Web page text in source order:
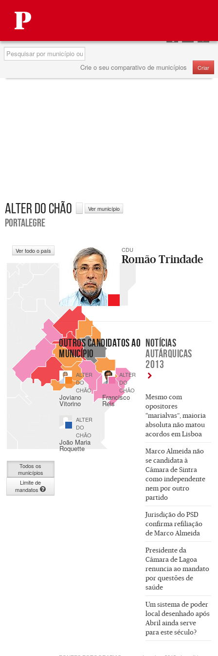
no
no
no
Pesquisa
Crie o seu comparativo de municípios
Criar
ALTER DO CHÃO Ver município
PORTALEGRE
Ver todo o país
Todos os
municípios
Limite de
mandatos
CDU
Romão Trindade
OUTROS CANDIDATOS AO
MUNICÍPIO
ALTER
DO
CHÃO
Joviano
Vitorino
ALTER
DO
CHÃO
Francisco
Reis
ALTER
DO
CHÃO
João Maria
Roquette
NOTÍCIAS
AUTÁRQUICAS
2013
Mesmo com
opositores
“marialvas”, maioria
absoluta não matou
acordos em Lisboa
Marco Almeida não
se candidata à
Câmara de Sintra
como independente
nem por outro
partido
Jurisdição do PSD
confirma refiliação
de Marco Almeida
Presidente da
Câmara de Lagoa
renuncia ao mandato
por questões de
saúde
Um sistema de poder
local desenhado após
Abril ainda serve
para este século?